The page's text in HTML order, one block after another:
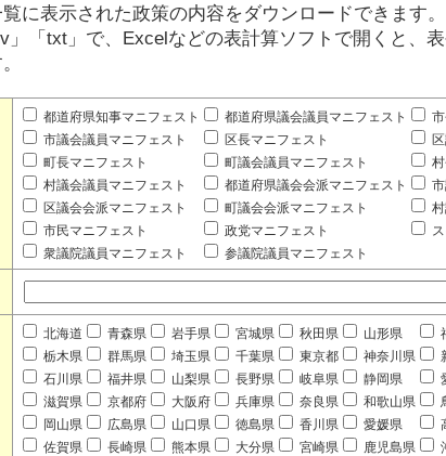
に表示された政策の内容をダウンロードできます。
」「txt」で、Excelなどの表計算ソフトで開くと、
都道府県知事マニフェスト 都道府県議会議員マニフェスト
市議会議員マニフェスト
区長マニフェスト
町長マニフェスト
町議会議員マニフェスト
村議会議員マニフェスト
都道府県議会会派マニフェスト
区議会会派マニフェスト
町議会会派マニフェスト
市民マニフェスト
政党マニフェスト
衆議院議員マニフェスト
参議院議員マニフェスト
北海道 青森県 岩手県 宮城県 秋田県 山形県
栃木県
群馬県 埼玉県 千葉県 東京都 神奈川県
石川県
福井県 山梨県 長野県 岐阜県 静岡県
滋賀県
京都府 大阪府 兵庫県 奈良県 和歌山県
岡山県
広島県 山口県 徳島県 香川県 愛媛県
佐賀県
長崎県 熊本県 大分県 宮崎県 鹿児島県